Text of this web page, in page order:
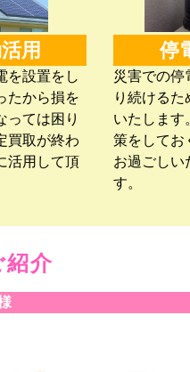
用
を設置をし
たから損を
っては困り
買取が終わ
活用して頂
停
災害での停
り続けるた
いたします
策をしてお
お過ごしい
す。
紹介